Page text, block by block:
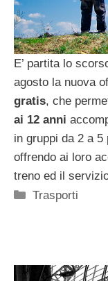
E’ partita lo
agosto la nuova
gratis, che
ai 12 anni
in gruppi da 2 a 5
offrendo ai loro
treno ed il
Categorie
Trasporti